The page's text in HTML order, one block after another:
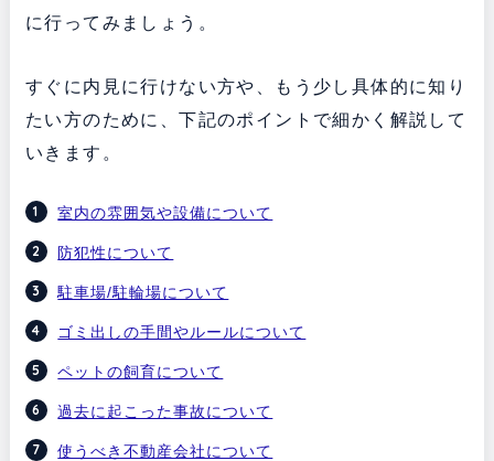
に行ってみましょう。
すぐに内見に行けない方や、もう少し具体的に知り
たい方のために、下記のポイントで細かく解説して
いきます。
室内の雰囲気や設備について
防犯性について
駐車場/駐輪場について
ゴミ出しの手間やルールについて
ペットの飼育について
過去に起こった事故について
使うべき不動産会社について